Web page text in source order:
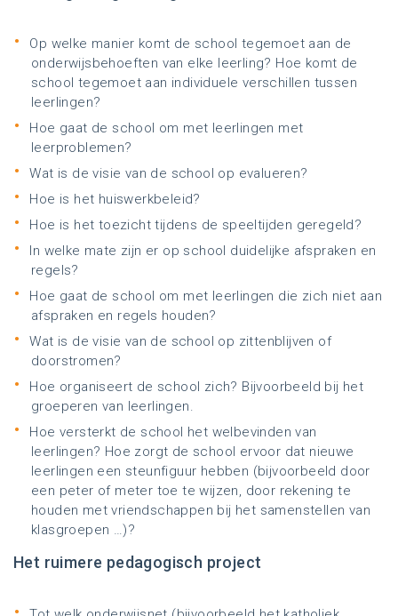
Op welke manier komt de school tegemoet aan de
onderwijsbehoeften van elke leerling? Hoe komt de
school tegemoet aan individuele verschillen tussen
leerlingen?
Hoe gaat de school om met leerlingen met
leerproblemen?
Wat is de visie van de school op evalueren?
Hoe is het huiswerkbeleid?
Hoe is het toezicht tijdens de speeltijden geregeld?
In welke mate zijn er op school duidelijke afspraken en
regels?
Hoe gaat de school om met leerlingen die zich niet aan
afspraken en regels houden?
Wat is de visie van de school op zittenblijven of
doorstromen?
Hoe organiseert de school zich? Bijvoorbeeld bij het
groeperen van leerlingen.
Hoe versterkt de school het welbevinden van
leerlingen? Hoe zorgt de school ervoor dat nieuwe
leerlingen een steunfiguur hebben (bijvoorbeeld door
een peter of meter toe te wijzen, door rekening te
houden met vriendschappen bij het samenstellen van
klasgroepen …)?
Het ruimere pedagogisch project